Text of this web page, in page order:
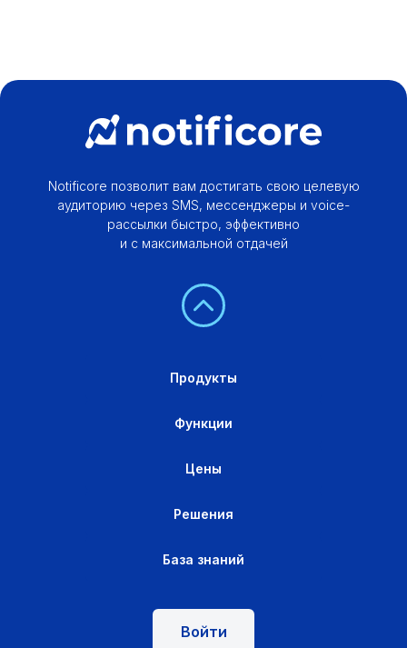
База знаний
Решения
Цены
Функции
Notificore позволит вам достигать свою целевую
аудиторию через SMS, мессенджеры и voice-
рассылки быстро, эффективно
и с максимальной отдачей
Продукты
Войти